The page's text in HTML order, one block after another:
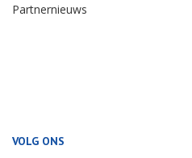
Partnernieuws
VOLG ONS